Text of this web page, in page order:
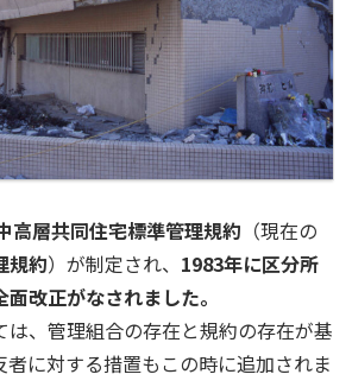
高層共同住宅標準管理規約 （現在の
規約）が制定され、 1983年に区分所
改正がなされました。
は、管理組合の存在と規約の存在が基
に対する措置もこの時に追加されま